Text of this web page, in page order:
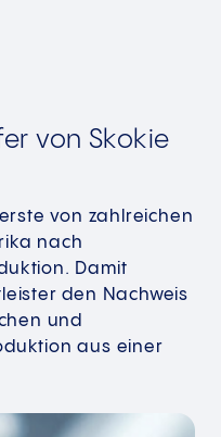
von Skokie
von zahlreichen
nach
Damit
den Nachweis
und
aus einer